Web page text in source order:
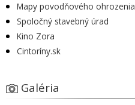
Mapy povodňového ohrozenia
Spoločný stavebný úrad
Kino Zora
Cintoríny.sk
Galéria